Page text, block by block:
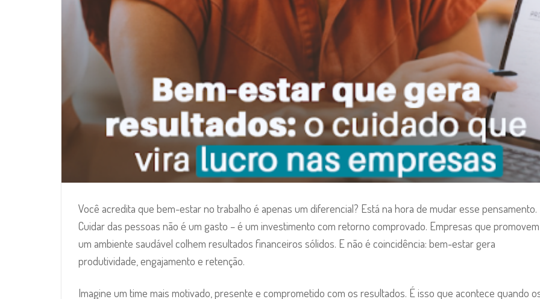
Você acredita que bem-estar no trabalho é apenas um diferencial? Está na hora de mudar esse pensamento.
Cuidar das pessoas não é um gasto – é um investimento com retorno comprovado. Empresas que promovem
um ambiente saudável colhem resultados financeiros sólidos. E não é coincidência: bem-estar gera
produtividade, engajamento e retenção.
Imagine um time mais motivado, presente e comprometido com os resultados. É isso que acontece quando